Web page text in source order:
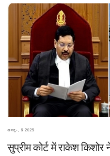
अक्तू॰, 6 2025
सुप्रीम कोर्ट में राकेश